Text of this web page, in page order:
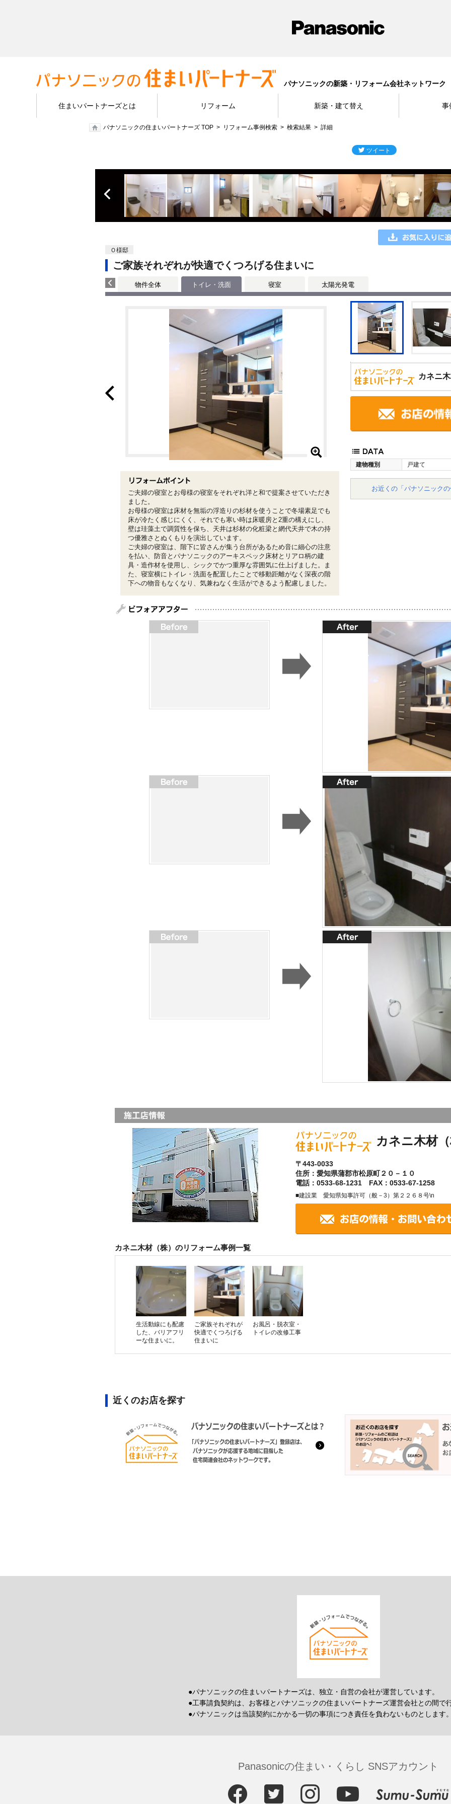
パナソニックの新築・リフォーム会社ネットワーク
住まいパートナーズとは リフォーム 新築・建て替え 事
パナソニックの住まいパートナーズ TOP リフォーム事例検索 検索結果 詳細
Ｏ様邸
ご家族それぞれが快適でくつろげる住まいに
物件全体 トイレ・洗面 寝室 太陽光発電
カネニ
建物種別 戸建て
お近くの「パナソニック
ご夫婦の寝室とお母様の寝室をそれぞれ洋と和で提案させていただき
ました。
お母様の寝室は床材を無垢の浮造りの杉材を使うことで冬場素足でも
床が冷たく感じにくく、それでも寒い時は床暖房と2重の構えにし、
壁は珪藻土で調質性を保ち、天井は杉材の化粧梁と網代天井で木の持
つ優雅さとぬくもりを演出しています。
ご夫婦の寝室は、階下に皆さんが集う台所があるため音に細心の注意
を払い、防音とパナソニックのアーキスペック床材とリアロ柄の建
具・造作材を使用し、シックでかつ重厚な雰囲気に仕上げました。ま
た、寝室横にトイレ・洗面を配置したことで移動距離がなく深夜の階
下への物音もなくなり、気兼ねなく生活ができるよう配慮しました。
カネニ木材
〒443-0033
住所：愛知県蒲郡市松原町２０－１０
電話：0533-68-1231 FAX：0533-67-1258
■建設業 愛知県知事許可（般－3）第２２６８号\n
カネニ木材（株）のリフォーム事例一覧
生活動線にも配慮
した、バリアフリ
ーな住まいに。
ご家族それぞれが
快適でくつろげる
住まいに
お風呂・脱衣室・
トイレの改修工事
近くのお店を探す
●パナソニックの住まいパートナーズは、独立・自営の会社が運営しています。
●工事請負契約は、お客様とパナソニックの住まいパートナーズ運営会社との間で
●パナソニックは当該契約にかかる一切の事項につき責任を負わないものとします
Panasonicの住まい・くらし SNSアカウント